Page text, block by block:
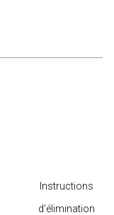
Instructions
d'élimination